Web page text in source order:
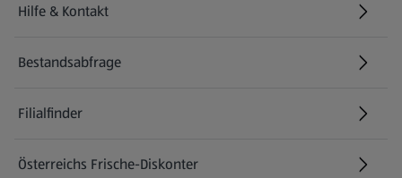
Hilfe & Kontakt
(öffnet in einem neuen Tab)
Bestandsabfrage
(öffnet in einem neuen Tab)
Filialfinder
Österreichs Frische-Diskonter